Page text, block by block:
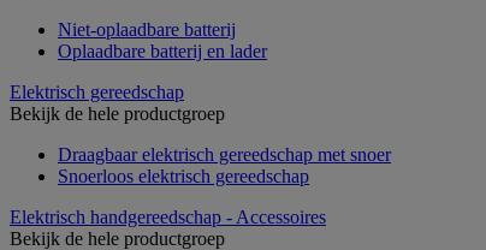
Niet-oplaadbare batterij
Oplaadbare batterij en lader
Elektrisch gereedschap
Bekijk de hele productgroep
Draagbaar elektrisch gereedschap met snoer
Snoerloos elektrisch gereedschap
Elektrisch handgereedschap - Accessoires
Bekijk de hele productgroep